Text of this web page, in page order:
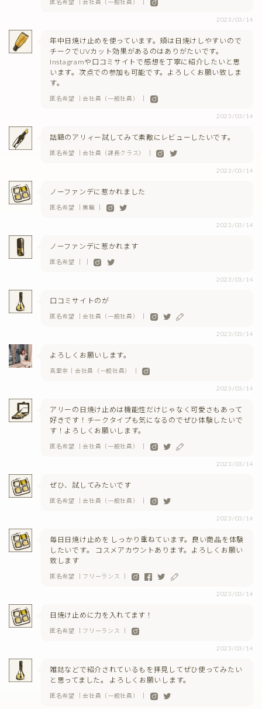
匿名希望 ｜会社員（一般社員） ｜
2023/03/14
年中日焼け止めを使っています。頬は日焼けしやすいので
チークでUVカット効果があるのはありがたいです。
Instagramや口コミサイトで感想を丁寧に紹介したいと思
います。次点での参加も可能です。よろしくお願い致しま
す。
匿名希望 ｜会社員（一般社員） ｜
2023/03/14
話題のアリィー試してみて素敵にレビューしたいです。
匿名希望 ｜会社員（課長クラス） ｜
2023/03/14
ノーファンデに惹かれました
匿名希望 ｜無職 ｜
2023/03/14
ノーファンデに惹かれます
匿名希望 ｜ ｜
2023/03/14
口コミサイトのが
匿名希望 ｜会社員（一般社員） ｜
2023/03/14
よろしくお願いします。
真里奈｜会社員（一般社員） ｜
2023/03/14
アリーの日焼け止めは機能性だけじゃなく可愛さもあって
好きです！チークタイプも気になるのでぜひ体験したいで
す！よろしくお願いします。
匿名希望 ｜会社員（一般社員） ｜
2023/03/14
ぜひ、試してみたいです
匿名希望 ｜会社員（一般社員） ｜
2023/03/14
毎日日焼け止めを しっかり重ねています。良い商品を体験
したいです。 コスメアカウントあります。よろしくお願い
致します
匿名希望 ｜フリーランス ｜
2023/03/14
日焼け止めに力を入れてます！
匿名希望 ｜フリーランス ｜
2023/03/14
雑誌などで紹介されているもを拝見してぜひ使ってみたい
と思ってました。 よろしくお願いします。
匿名希望 ｜会社員（一般社員） ｜